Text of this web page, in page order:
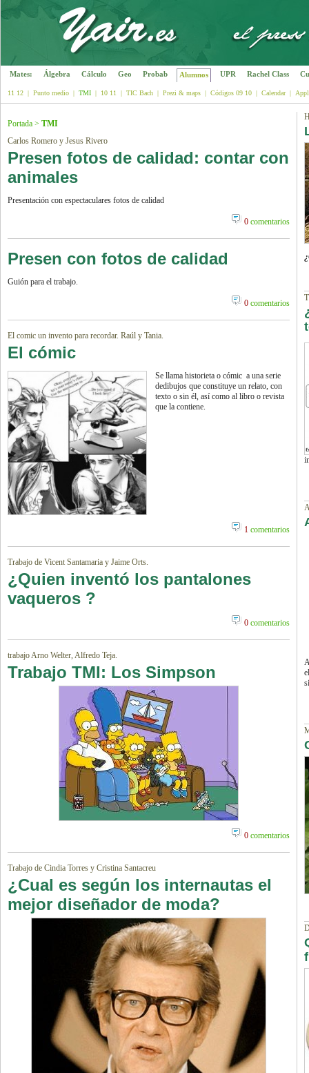
Mates: Álgebra Cálculo Geo Probab Alumnos UPR Rachel Class
11 12 | Punto medio | TMI | 10 11 | TIC Bach | Prezi & maps | Códigos 09 10 | Calendar|
Portada > TMI
Carlos Romero y Jesus Rivero
Presen fotos de calidad: contar con
animales
Presentación con espectaculares fotos de calidad
0 comentarios
Presen con fotos de calidad
Guión para el trabajo.
0 comentarios
El comic un invento para recordar. Raúl y Tania.
El cómic
Se llama historieta o cómic a una serie
dedibujos que constituye un relato, con
texto o sin él, así como al libro o revista
que la contiene.
1 comentarios
Trabajo de Vicent Santamaria y Jaime Orts.
¿Quien inventó los pantalones
vaqueros ?
0 comentarios
trabajo Arno Welter, Alfredo Teja.
Trabajo TMI: Los Simpson
0 comentarios
Trabajo de Cindia Torres y Cristina Santacreu
¿Cual es según los internautas el
mejor diseñador de moda?